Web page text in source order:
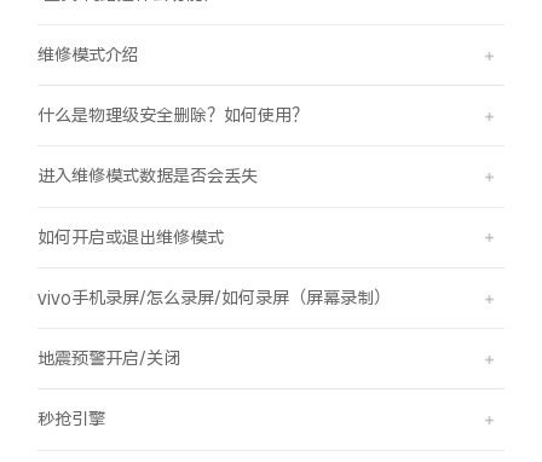
维修模式介绍
什么是物理级安全删除？如何使用？
进入维修模式数据是否会丢失
如何开启或退出维修模式
vivo手机录屏/怎么录屏/如何录屏（屏幕录制）
地震预警开启/关闭
秒抢引擎